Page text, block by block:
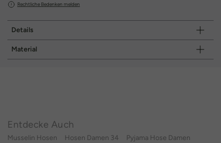
Rechtliche Bedenken melden
Details
Material
Entdecke Auch
Musselin Hosen Hosen Damen 34
Pyjama Hose Damen